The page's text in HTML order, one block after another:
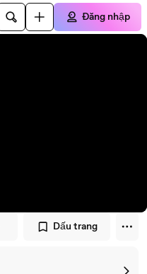
Đăng nhập
Dấu trang